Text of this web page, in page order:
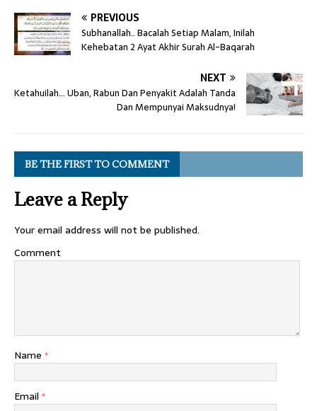
PREVIOUS
Subhanallah.. Bacalah Setiap Malam, Inilah
Kehebatan 2 Ayat Akhir Surah Al-Baqarah
NEXT
Ketahuilah… Uban, Rabun Dan Penyakit Adalah Tanda
Dan Mempunyai Maksudnya!
BE THE FIRST TO COMMENT
Leave a Reply
Your email address will not be published.
Comment
Name *
Email *